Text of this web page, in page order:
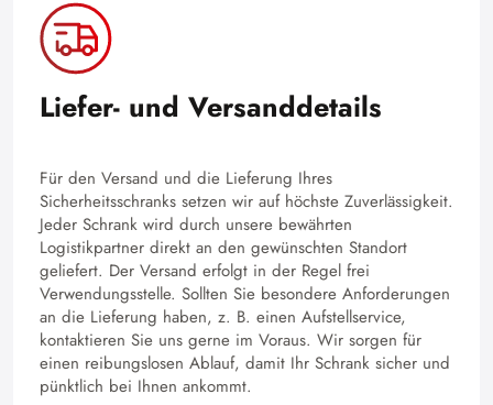
Liefer- und Versanddetails
Für den Versand und die Lieferung Ihres
Sicherheitsschranks setzen wir auf höchste Zuverlässigkeit.
Jeder Schrank wird durch unsere bewährten
Logistikpartner direkt an den gewünschten Standort
geliefert. Der Versand erfolgt in der Regel frei
Verwendungsstelle. Sollten Sie besondere Anforderungen
an die Lieferung haben, z. B. einen Aufstellservice,
kontaktieren Sie uns gerne im Voraus. Wir sorgen für
einen reibungslosen Ablauf, damit Ihr Schrank sicher und
pünktlich bei Ihnen ankommt.